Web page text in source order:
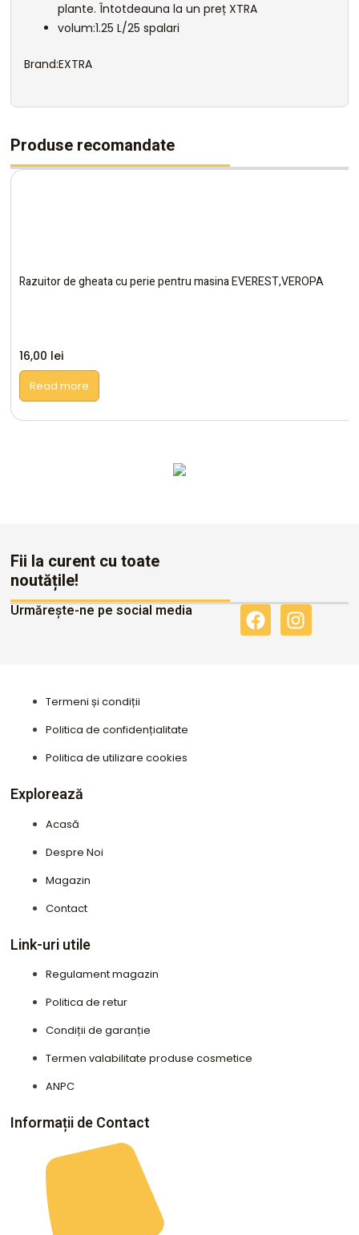
plante. Întotdeauna la un preț XTRA
volum:1.25 L/25 spalari
Brand:EXTRA
Produse recomandate
Razuitor de gheata cu perie pentru masina EVEREST,VEROPA
16,00 lei
Read more
Fii la curent cu toate
noutățile!
Urmărește-ne pe social media
F
a
I
n
Termeni și condiții
Politica de confidențialitate
Politica de utilizare cookies
Explorează
Acasă
Despre Noi
Magazin
Contact
Link-uri utile
Regulament magazin
Politica de retur
Condiții de garanție
Termen valabilitate produse cosmetice
ANPC
Informații de Contact